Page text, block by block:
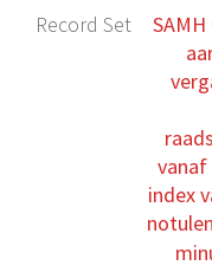
Record Set
index